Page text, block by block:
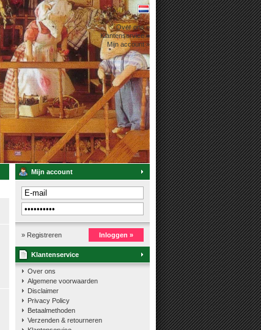
Over ons »
Klantenservice »
Mijn account »
Mijn account
» Registreren Inloggen »
Klantenservice
Over ons
Algemene voorwaarden
Disclaimer
Privacy Policy
Betaalmethoden
Verzenden & retourneren